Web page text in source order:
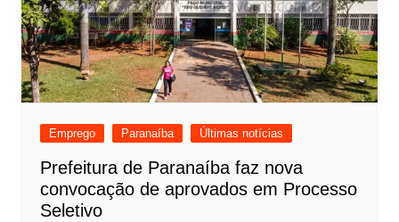
Emprego Paranaíba Últimas notícias
Prefeitura de Paranaíba faz nova
convocação de aprovados em Processo
Seletivo